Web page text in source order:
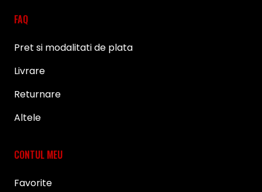
FAQ
Pret si modalitati de plata
Livrare
Returnare
Altele
CONTUL MEU
Favorite